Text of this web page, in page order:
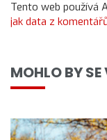
Tento web používá
jak data z
MOHLO BY